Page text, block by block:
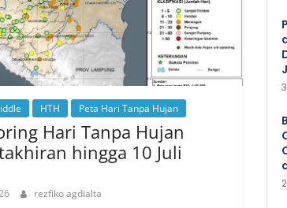
HTH Peta Hari Tanpa Hujan
Hari Tanpa Hujan
hingga 10 Juli
rezfiko agdialta